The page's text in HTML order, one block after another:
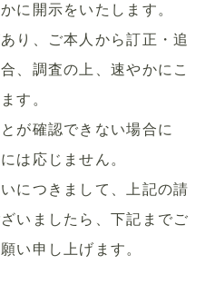
に開示をいたします。
り、ご本人から訂正・追
、調査の上、速やかにこ
す。
が確認できない場合に
は応じません。
につきまして、上記の請
いましたら、下記までご
い申し上げます。